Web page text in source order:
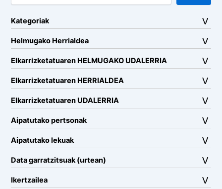
Kategoriak
Helmugako Herrialdea
Elkarrizketatuaren HELMUGAKO UDALERRIA
Elkarrizketatuaren HERRIALDEA
Elkarrizketatuaren UDALERRIA
Aipatutako pertsonak
Aipatutako lekuak
Data garratzitsuak (urtean)
Ikertzailea